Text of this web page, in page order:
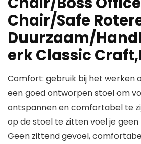
Chair/Safe
Duurzaam/
erk Classic
Comfort: gebruik bij het werken
een goed ontworpen stoel om
ontspannen en comfortabel te
op de stoel te zitten voel je geen
Geen zittend gevoel,